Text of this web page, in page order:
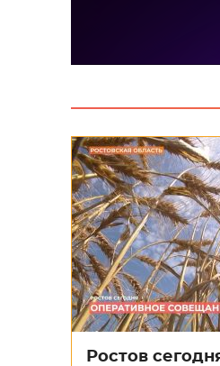
Ростов